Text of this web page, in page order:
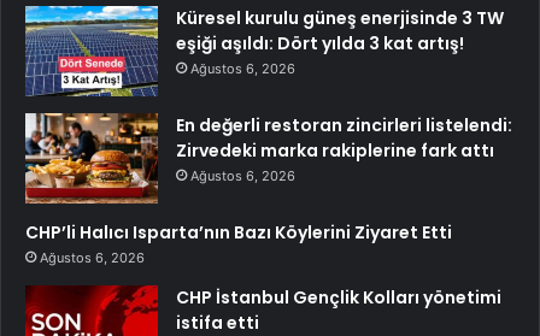
Küresel kurulu güneş enerjisinde 3 TW
eşiği aşıldı: Dört yılda 3 kat artış!
Ağustos 6, 2026
En değerli restoran zincirleri listelendi:
Zirvedeki marka rakiplerine fark attı
Ağustos 6, 2026
CHP’li Halıcı Isparta’nın Bazı Köylerini Ziyaret Etti
Ağustos 6, 2026
CHP İstanbul Gençlik Kolları yönetimi
istifa etti